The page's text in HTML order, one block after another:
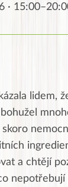
·
lidem,
skoro
a chtějí